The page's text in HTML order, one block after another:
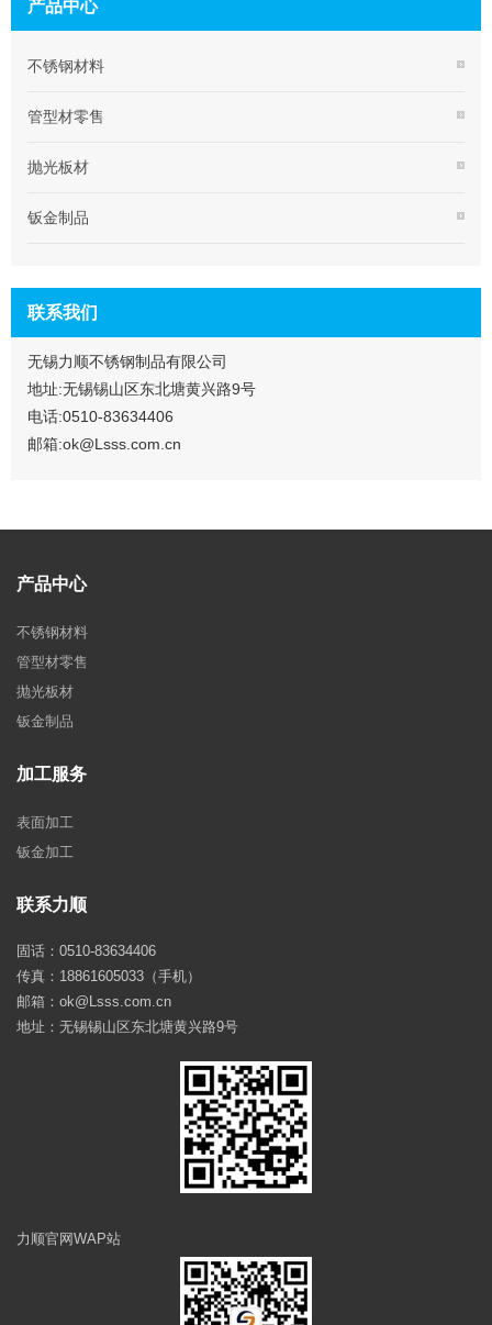
产品中心
不锈钢材料
管型材零售
抛光板材
钣金制品
联系我们
无锡力顺不锈钢制品有限公司
地址:无锡锡山区东北塘黄兴路9号
电话:0510-83634406
邮箱:ok@Lsss.com.cn
产品中心
不锈钢材料
管型材零售
抛光板材
钣金制品
加工服务
表面加工
钣金加工
联系力顺
固话：0510-83634406
传真：18861605033（手机）
邮箱：ok@Lsss.com.cn
地址：无锡锡山区东北塘黄兴路9号
力顺官网WAP站